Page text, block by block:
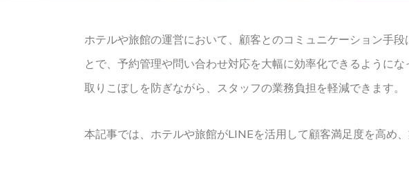
ホテルや旅館の運営において、顧客とのコミュニケーション手
とで、予約管理や問い合わせ対応を大幅に効率化できるように
取りこぼしを防ぎながら、スタッフの業務負担を軽減できます。
本記事では、ホテルや旅館がLINEを活用して顧客満足度を高め